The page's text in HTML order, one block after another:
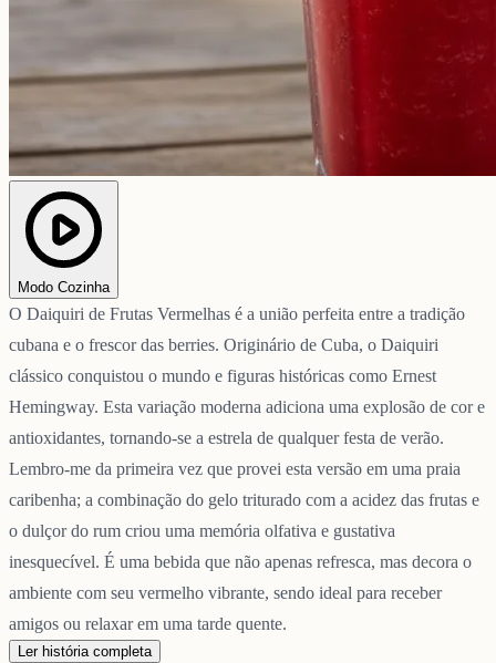
Modo Cozinha
O Daiquiri de Frutas Vermelhas é a união perfeita entre a tradição
cubana e o frescor das berries. Originário de Cuba, o Daiquiri
clássico conquistou o mundo e figuras históricas como Ernest
Hemingway. Esta variação moderna adiciona uma explosão de cor e
antioxidantes, tornando-se a estrela de qualquer festa de verão.
Lembro-me da primeira vez que provei esta versão em uma praia
caribenha; a combinação do gelo triturado com a acidez das frutas e
o dulçor do rum criou uma memória olfativa e gustativa
inesquecível. É uma bebida que não apenas refresca, mas decora o
ambiente com seu vermelho vibrante, sendo ideal para receber
amigos ou relaxar em uma tarde quente.
Ler história completa